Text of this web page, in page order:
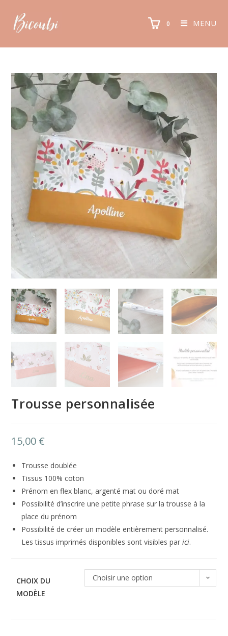
0 MENU
Trousse personnalisée
15,00 €
Trousse doublée
Tissus 100% coton
Prénom en flex blanc, argenté mat ou doré mat
Possibilité d’inscrire une petite phrase sur la trousse à la
place du prénom
Possibilité de créer un modèle entièrement personnalisé.
Les tissus imprimés disponibles sont visibles parici.
CHOIX DU
MODÈLE
Choisir une option